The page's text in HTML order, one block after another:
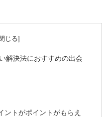
解決法におすすめの出会
ントがポイントがもらえ